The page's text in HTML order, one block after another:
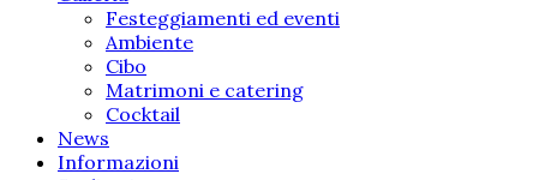
Festeggiamenti ed eventi
Ambiente
Cibo
Matrimoni e catering
Cocktail
News
Informazioni